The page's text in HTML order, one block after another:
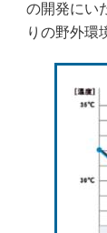
の開発にい
りの野外環